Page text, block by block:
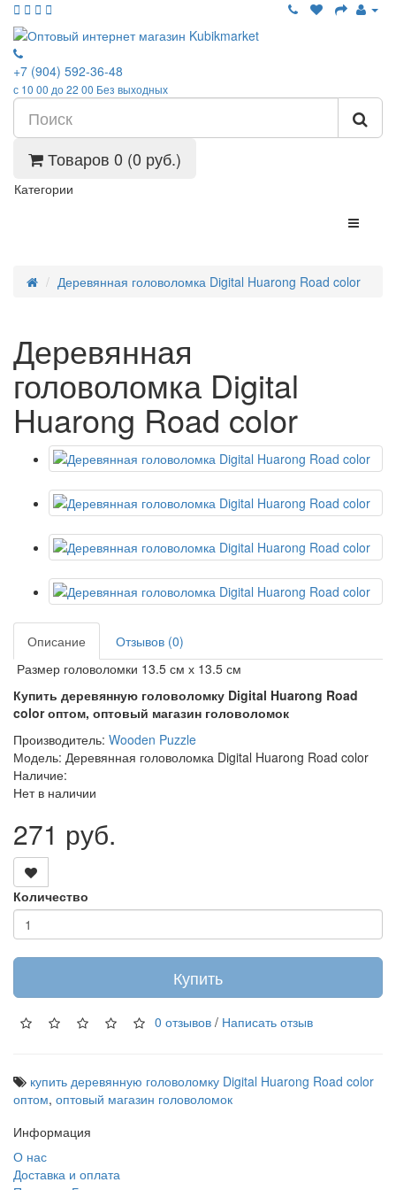
+7 (904) 592-36-48
с 10 00 до 22 00 Без выходных
Товаров 0 (0 руб.)
Категории
Деревянная головоломка Digital Huarong Road color
Деревянная
головоломка Digital
Huarong Road color
Описание
Отзывов (0)
Размер головоломки 13.5 см х 13.5 см
Купить деревянную головоломку Digital Huarong Road
color оптом, оптовый магазин головоломок
Производитель: Wooden Puzzle
Модель: Деревянная головоломка Digital Huarong Road color
Наличие:
Нет в наличии
271 руб.
Количество
Купить
0 отзывов / Написать отзыв
купить деревянную головоломку Digital Huarong Road color
оптом, оптовый магазин головоломок
Информация
О нас
Доставка и оплата